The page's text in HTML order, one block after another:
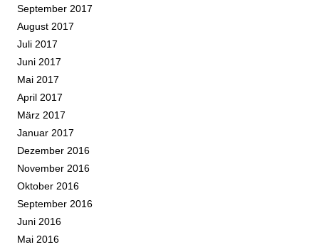
September 2017
August 2017
Juli 2017
Juni 2017
Mai 2017
April 2017
März 2017
Januar 2017
Dezember 2016
November 2016
Oktober 2016
September 2016
Juni 2016
Mai 2016